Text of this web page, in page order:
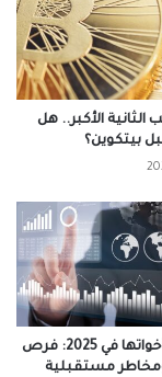
الأكبر.. هل
بيتكوين؟
البيتكوين وأخواتها في 2025: فرص
مستقبلية